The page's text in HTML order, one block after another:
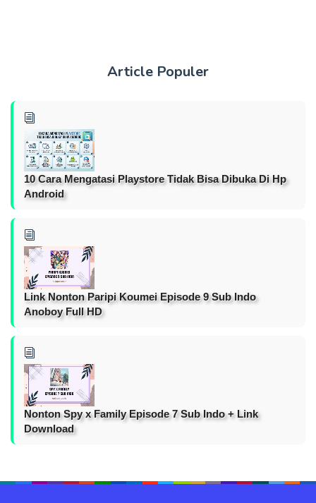
Article Populer
10 Cara Mengatasi Playstore Tidak Bisa Dibuka Di Hp
Android
Link Nonton Paripi Koumei Episode 9 Sub Indo
Anoboy Full HD
Nonton Spy x Family Episode 7 Sub Indo + Link
Download